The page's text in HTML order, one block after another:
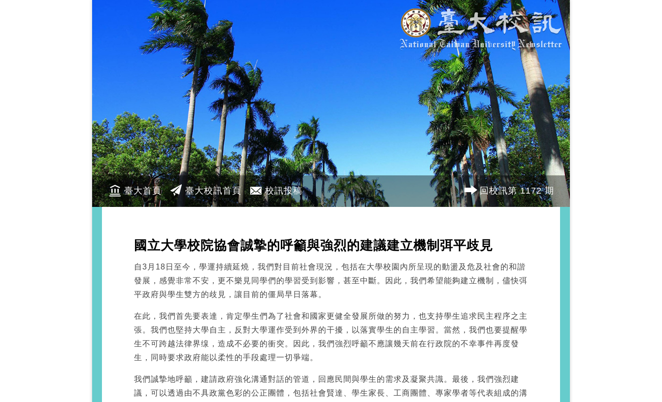
臺大首頁 臺大校訊首頁 校訊投稿 回校訊第 1172 期
國立大學校院協會誠摯的呼籲與強烈的建議建立機制弭平歧見
自3月18日至今，學運持續延燒，我們對目前社會現況，包括在大學校園內所呈現的動盪及危及社會的和諧
發展，感覺非常不安，更不樂見同學們的學習受到影響，甚至中斷。因此，我們希望能夠建立機制，儘快弭
平政府與學生雙方的歧見，讓目前的僵局早日落幕。
在此，我們首先要表達，肯定學生們為了社會和國家更健全發展所做的努力，也支持學生追求民主程序之主
張。我們也堅持大學自主，反對大學運作受到外界的干擾，以落實學生的自主學習。當然，我們也要提醒學
生不可跨越法律界缐，造成不必要的衝突。因此，我們強烈呼籲不應讓幾天前在行政院的不幸事件再度發
生，同時要求政府能以柔性的手段處理一切爭端。
我們誠摯地呼籲，建請政府強化溝通對話的管道，回應民間與學生的需求及凝聚共識。最後，我們強烈建
議，可以透過由不具政黨色彩的公正團體，包括社會賢達、學生家長、工商團體、專家學者等代表組成的溝